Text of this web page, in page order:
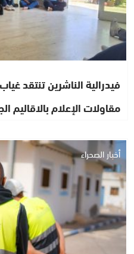
فيدرالية الناشرين تنتقد
مقاولات الإعلام بالاقاليم
أخبار الصحراء